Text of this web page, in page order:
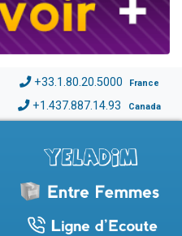
+33.1.80.20.5000 France
+1.437.887.14.93 Canada